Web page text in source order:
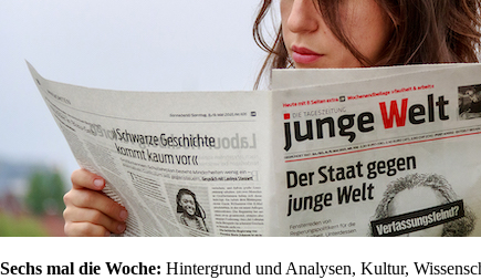
Sechs mal die Woche: Hintergrund und Analysen, Kultur,